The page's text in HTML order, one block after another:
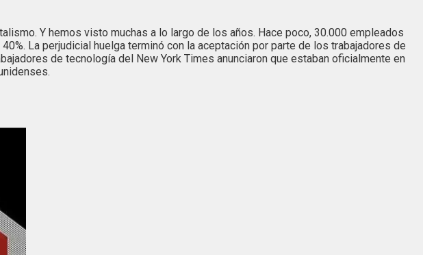
Y hemos visto muchas a lo largo de los años. Hace poco, 30.000 empleados
La perjudicial huelga terminó con la aceptación por parte de los trabajadores de
de tecnología del New York Times anunciaron que estaban oficialmente en